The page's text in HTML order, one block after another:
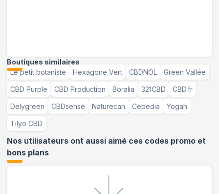
Boutiques similaires
Le petit botaniste
Hexagone Vert CBDNOL Green Vallée
CBD Purple CBD Production Boralia 321CBD CBD.fr
Delygreen CBDsense Naturecan Cebedia Yogah
Tilyo CBD
Nos utilisateurs ont aussi aimé ces codes promo et
bons plans